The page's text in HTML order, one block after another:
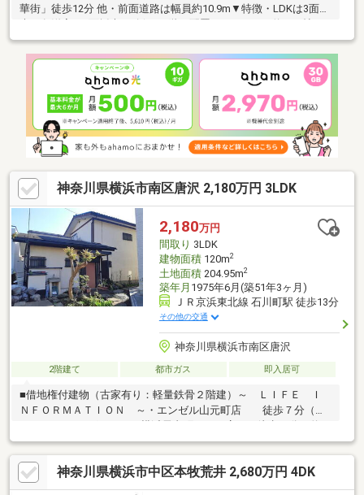
華街」徒歩12分 他・前面道路は幅員約10.9m▼特徴・LDKは3面採
一部床暖房付・家族と顔を合わせやすいリビング階段仕様・2階・
3階にバルコニー有・浴室はゆったりと寛げる1616サイズ・納戸
約4.5帖は窓・収納付で多目的に利用可能・駐車スペース1台分有
(車種による)▼周辺環境・まいばすけっと山手本牧通り店 徒歩4分
(約320m)■ ご希望の住まい探しをお手伝いします
━━━━━・・・物件の詳細・ご相談はお気軽にお問い合わせく
ださい。
神奈川県横浜市南区唐沢 2,180万円 3LDK
2,180万円
間取り 3LDK
建物面積120m2
土地面積204.95m2
築年月 1975年6月(築51年3ヶ月)
ＪＲ京浜東北線 石川町駅 徒歩13分
その他の交通
神奈川県横浜市南区唐沢
2階建て 都市ガス 即入居可
■借地権付建物（古家有り：軽量鉄骨２階建）～ ＬＩＦＥ Ｉ
ＮＦＯＲＭＡＴＩＯＮ ～・エンゼル山元町店 徒歩７分（約
790m）・ファミリーマート横浜石川店 徒歩７分（約
520m）・セブンイレブン横浜山元町店 徒歩８分（約
600m）・ウエルシア横浜長者町店 徒歩12分（約950m）・横
浜市立石川小学校 徒歩７分（約495m）・横浜市立平楽中学
神奈川県横浜市中区本牧荒井 2,680万円 4DK